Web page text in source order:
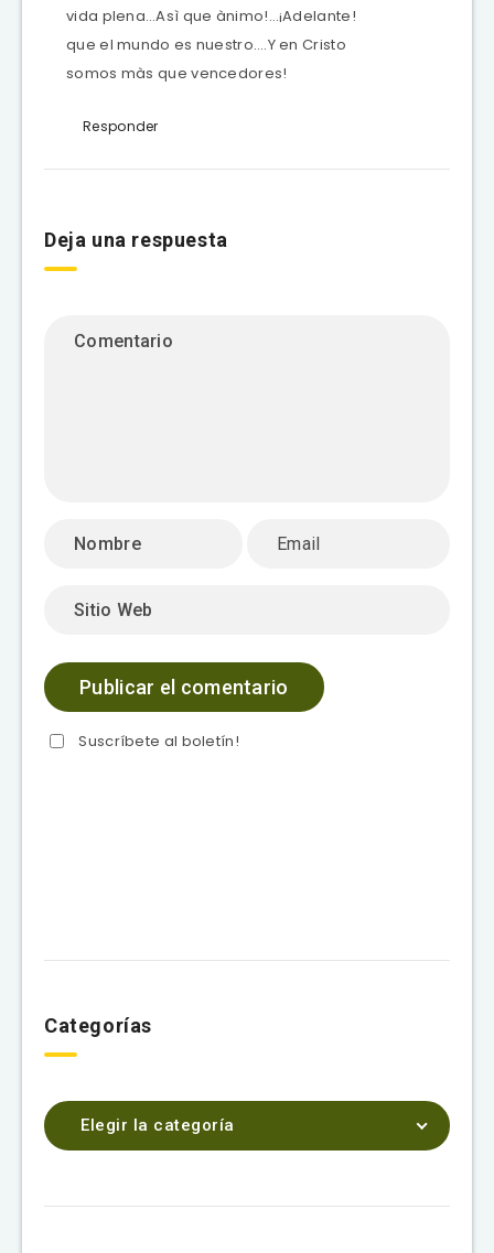
vida plena…Asì que ànimo!…¡Adelante!
que el mundo es nuestro….Y en Cristo
somos màs que vencedores!
Responder
Deja una respuesta
Suscríbete al boletín!
Categorías
Elegir la categoría